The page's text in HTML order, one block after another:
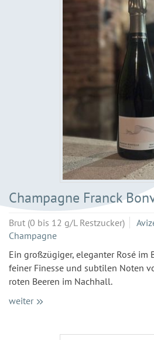
Champagne Franck
Brut (0 bis 12 g/L Restzucker)
Champagne
Ein großzügiger, eleganter Rosé
feiner Finesse und subtilen Noten
roten Beeren im Nachhall.
weiter